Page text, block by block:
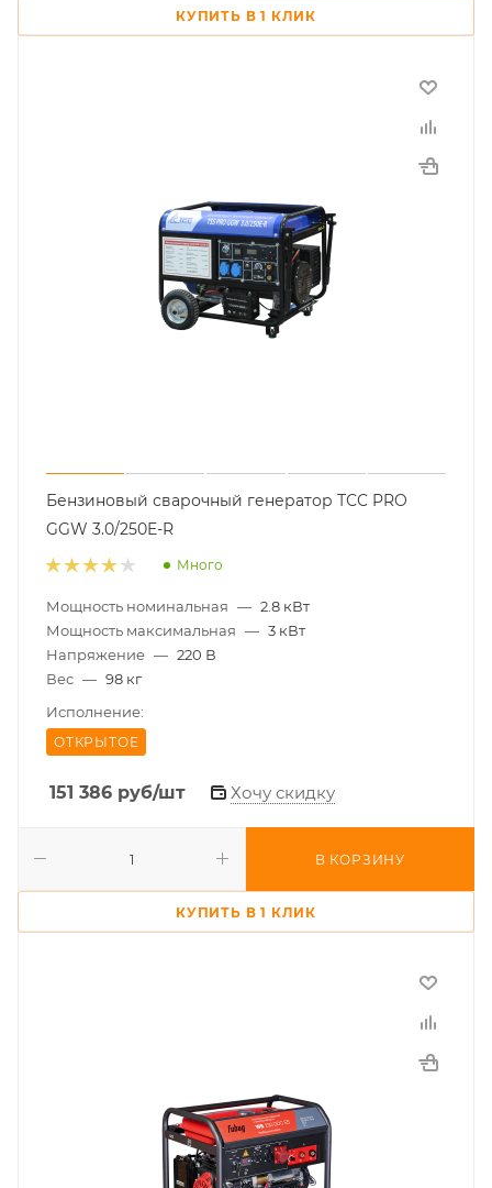
КУПИТЬ В 1 КЛИК
Бензиновый сварочный генератор ТСС PRO
GGW 3.0/250E-R
Много
Мощность номинальная — 2.8 кВт
Мощность максимальная — 3 кВт
Напряжение — 220 В
Вес — 98 кг
Исполнение:
ОТКРЫТОЕ
151 386 руб/шт Хочу скидку
В КОРЗИНУ
КУПИТЬ В 1 КЛИК